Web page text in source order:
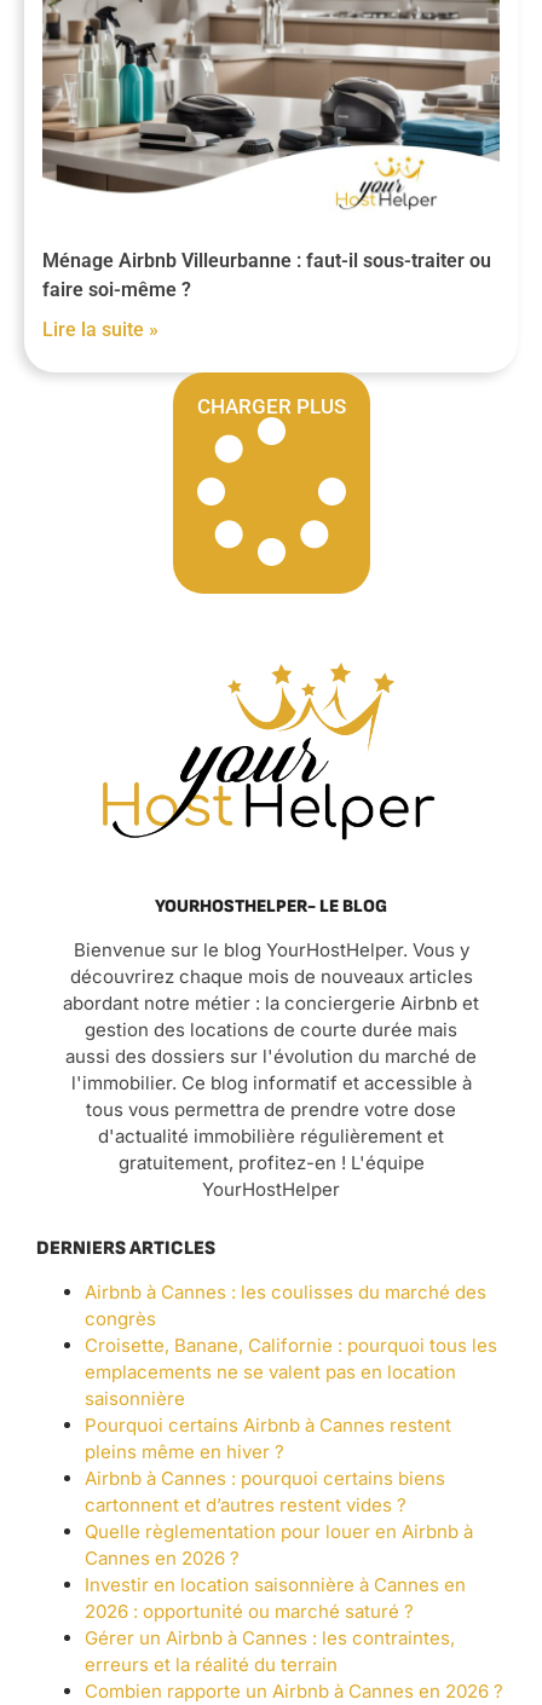
Ménage Airbnb Villeurbanne : faut-il sous-traiter ou
faire soi-même ?
Lire la suite »
CHARGER PLUS
YOURHOSTHELPER- LE BLOG
Bienvenue sur le blog YourHostHelper. Vous y
découvrirez chaque mois de nouveaux articles
abordant notre métier : la conciergerie Airbnb et
gestion des locations de courte durée mais
aussi des dossiers sur l'évolution du marché de
l'immobilier. Ce blog informatif et accessible à
tous vous permettra de prendre votre dose
d'actualité immobilière régulièrement et
gratuitement, profitez-en ! L'équipe
YourHostHelper
DERNIERS ARTICLES
Airbnb à Cannes : les coulisses du marché des
congrès
Croisette, Banane, Californie : pourquoi tous les
emplacements ne se valent pas en location
saisonnière
Pourquoi certains Airbnb à Cannes restent
pleins même en hiver ?
Airbnb à Cannes : pourquoi certains biens
cartonnent et d’autres restent vides ?
Quelle règlementation pour louer en Airbnb à
Cannes en 2026 ?
Investir en location saisonnière à Cannes en
2026 : opportunité ou marché saturé ?
Gérer un Airbnb à Cannes : les contraintes,
erreurs et la réalité du terrain
Combien rapporte un Airbnb à Cannes en 2026 ?